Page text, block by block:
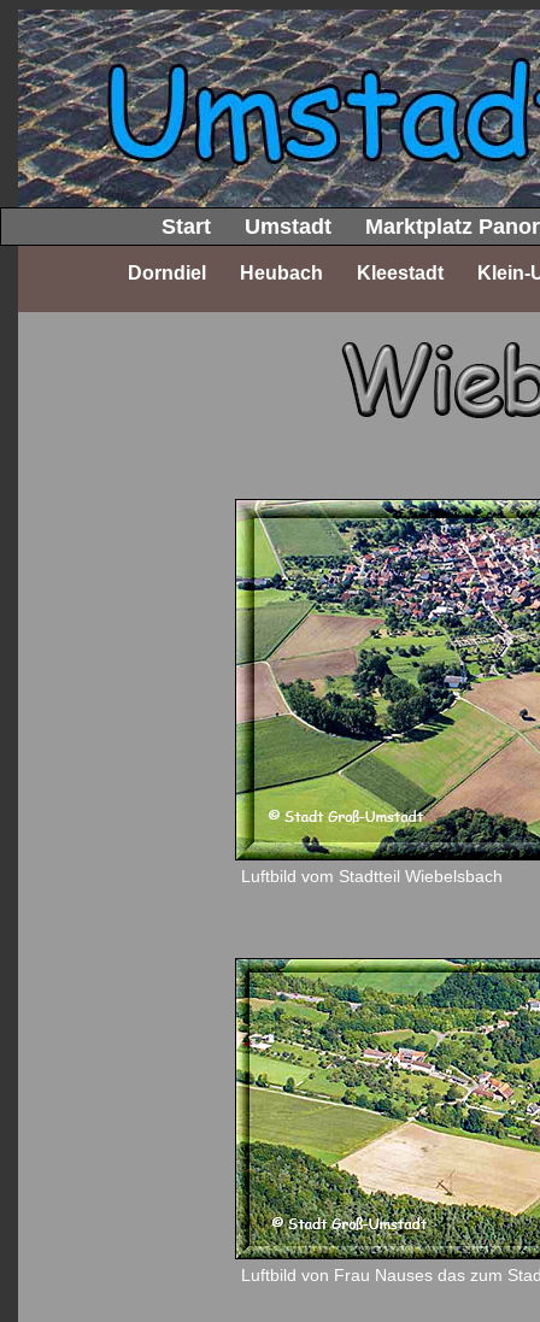
Start Umstadt Marktplatz
Dorndiel Heubach Kleestadt Klein-
Luftbild vom Stadtteil Wiebelsbach
Luftbild von Frau Nauses das zum